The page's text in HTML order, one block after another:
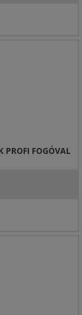
PROFI FOGÓVAL